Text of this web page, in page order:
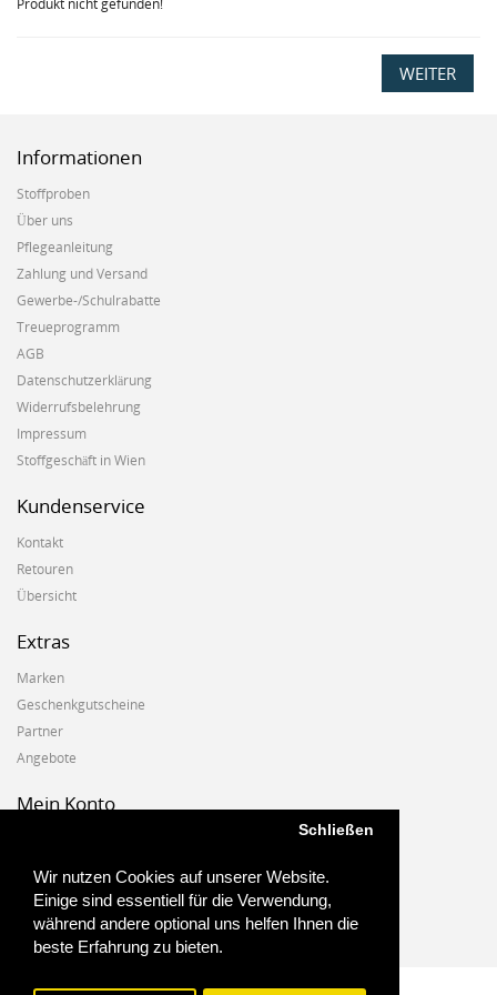
Wir nutzen Cookies auf unserer Website.
Einige sind essentiell für die Verwendung,
während andere optional uns helfen Ihnen die
beste Erfahrung zu bieten.
Schließen
Produkt nicht gefunden!
WEITER
Informationen
Stoffproben
Über uns
Pflegeanleitung
Zahlung und Versand
Gewerbe-/Schulrabatte
Treueprogramm
AGB
Datenschutzerklärung
Widerrufsbelehrung
Impressum
Stoffgeschäft in Wien
Kundenservice
Kontakt
Retouren
Übersicht
Extras
Marken
Geschenkgutscheine
Partner
Angebote
Mein Konto
Auftragshistorie
Wunschzettel
Newsletter